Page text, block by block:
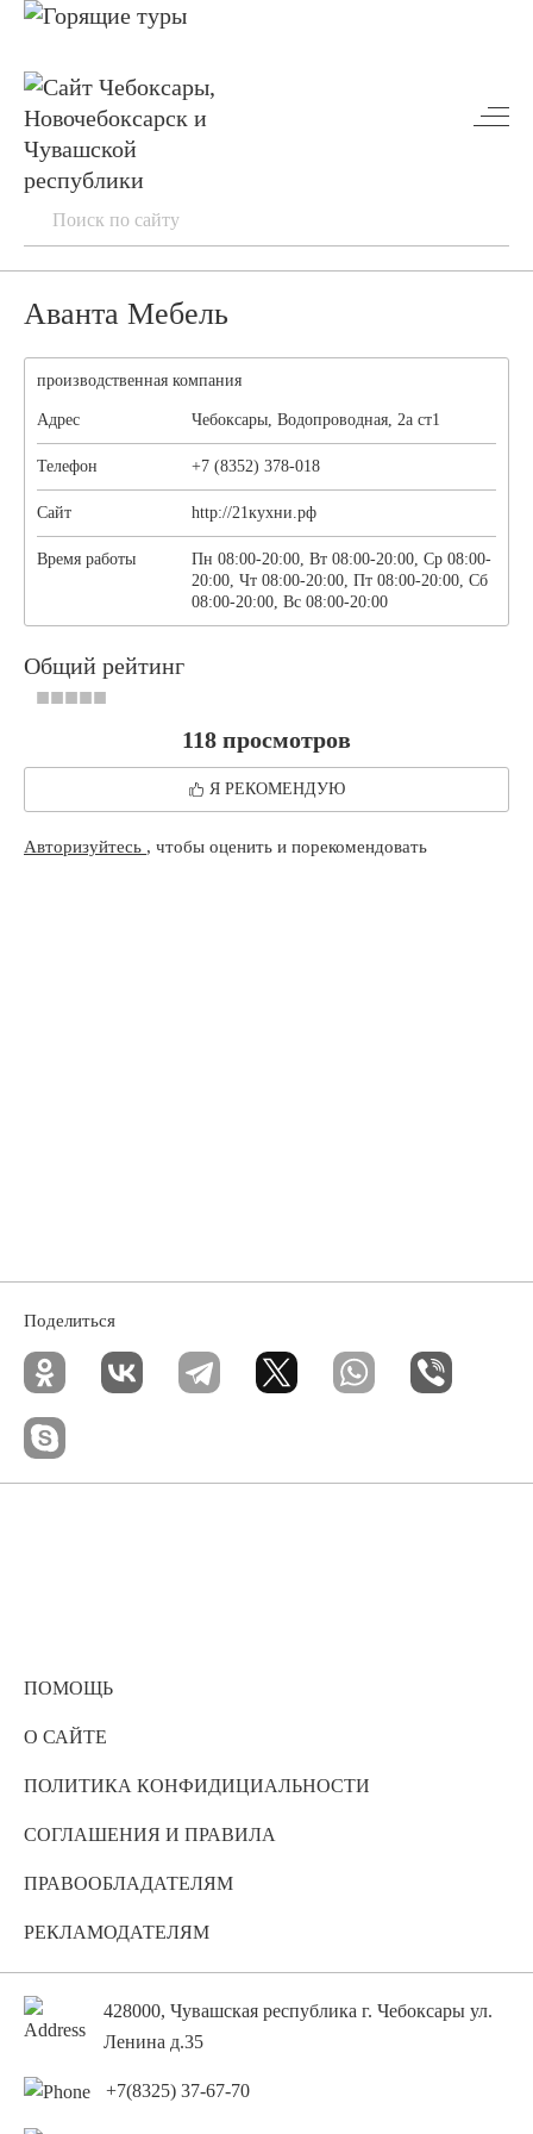
Аванта Мебель
производственная компания
Адрес Чебоксары, Водопроводная, 2а ст1
Телефон +7 (8352) 378-018
Сайт http://21кухни.рф
Время работы
Пн 08:00-20:00, Вт 08:00-20:00, Ср 08:00-
20:00, Чт 08:00-20:00, Пт 08:00-20:00, Сб
08:00-20:00, Вс 08:00-20:00
Общий рейтинг
118 просмотров
Я РЕКОМЕНДУЮ
Авторизуйтесь , чтобы оценить и порекомендовать
Поделиться
ПОМОЩЬ
О САЙТЕ
ПОЛИТИКА КОНФИДИЦИАЛЬНОСТИ
СОГЛАШЕНИЯ И ПРАВИЛА
ПРАВООБЛАДАТЕЛЯМ
РЕКЛАМОДАТЕЛЯМ
428000, Чувашская республика г. Чебоксары ул.
Ленина д.35
+7(8325) 37-67-70